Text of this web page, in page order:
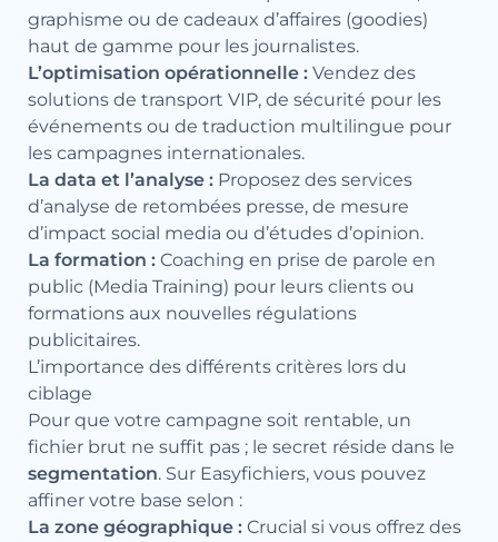
graphisme ou de cadeaux d’affaires (goodies)
haut de gamme pour les journalistes.
L’optimisation opérationnelle : Vendez des
solutions de transport VIP, de sécurité pour les
événements ou de traduction multilingue pour
les campagnes internationales.
La data et l’analyse : Proposez des services
d’analyse de retombées presse, de mesure
d’impact social media ou d’études d’opinion.
La formation : Coaching en prise de parole en
public (Media Training) pour leurs clients ou
formations aux nouvelles régulations
publicitaires.
L’importance des différents critères lors du
ciblage
Pour que votre campagne soit rentable, un
fichier brut ne suffit pas ; le secret réside dans le
segmentation. Sur Easyfichiers, vous pouvez
affiner votre base selon :
La zone géographique : Crucial si vous offrez des